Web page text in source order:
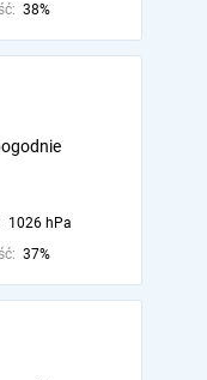
38%
1026 hPa
37%